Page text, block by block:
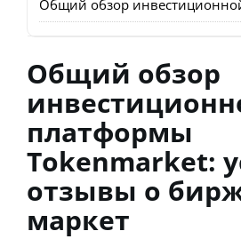
Общий обзор
Общий обзор
платформы
Tokenmarket:
отзывы о
маркет